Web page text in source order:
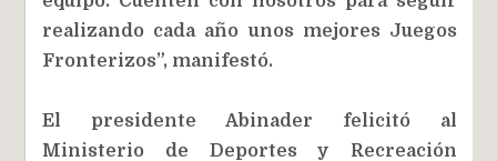
realizando cada año unos mejores Juegos
Fronterizos”, manifestó.
El presidente Abinader felicitó al
Ministerio de Deportes y Recreación